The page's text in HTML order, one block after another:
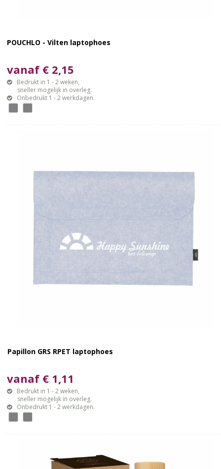
POUCHLO - Vilten laptophoes
vanaf € 2,15
Bedrukt in 1 - 2 weken,
sneller mogelijk in overleg.
Onbedrukt 1 - 2 werkdagen.
Papillon GRS RPET laptophoes
vanaf € 1,11
Bedrukt in 1 - 2 weken,
sneller mogelijk in overleg.
Onbedrukt 1 - 2 werkdagen.